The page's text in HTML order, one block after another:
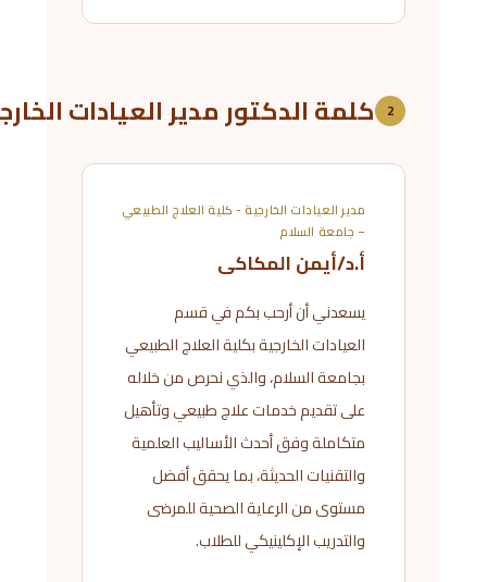
2 كلمة الدكتور مدير العيادات
مدير العيادات الخارجية - كلية العلاج الطبيعي
– جامعة السلام
أ.د/أيمن المكاكى
يسعدني أن أرحب بكم في قسم
العيادات الخارجية بكلية العلاج الطبيعي
بجامعة السلام، والذي نحرص من خلاله
على تقديم خدمات علاج طبيعي وتأهيل
متكاملة وفق أحدث الأساليب العلمية
والتقنيات الحديثة، بما يحقق أفضل
مستوى من الرعاية الصحية للمرضى
والتدريب الإكلينيكي للطلاب.